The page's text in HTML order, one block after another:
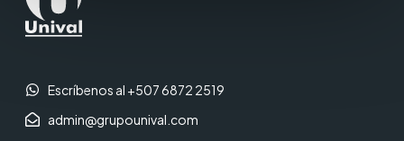
Escríbenos al +507 6872 2519
admin@grupounival.com